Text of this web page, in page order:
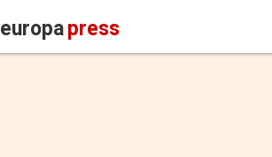
europapress